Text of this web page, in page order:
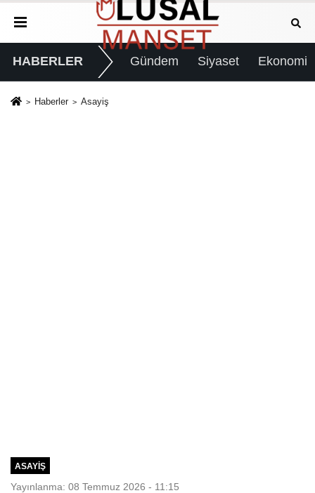
HABERLER Gündem Siyaset Ekonomi
Haberler Asayiş
ASAYIŞ
Yayınlanma: 08 Temmuz 2026 - 11:15